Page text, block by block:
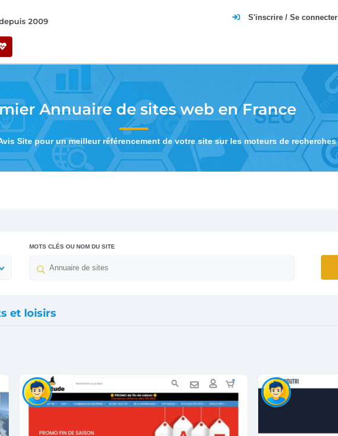
2009 S'inscrire / Se connecter
Annuaire de sites web en France
Site pour un meilleur référencement de votre site sur les moteurs de recherches
MOTS CLÉS OU NOM DU SITE
et loisirs